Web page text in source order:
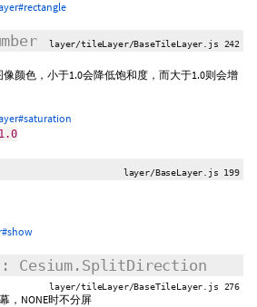
layer/tileLayer/BaseTileLayer.js 242
颜色，小于1.0会降低饱和度，而大于1.0则会增
1.0
layer/BaseLayer.js 199
: Cesium.SplitDirection
layer/tileLayer/BaseTileLayer.js 276
，NONE时不分屏